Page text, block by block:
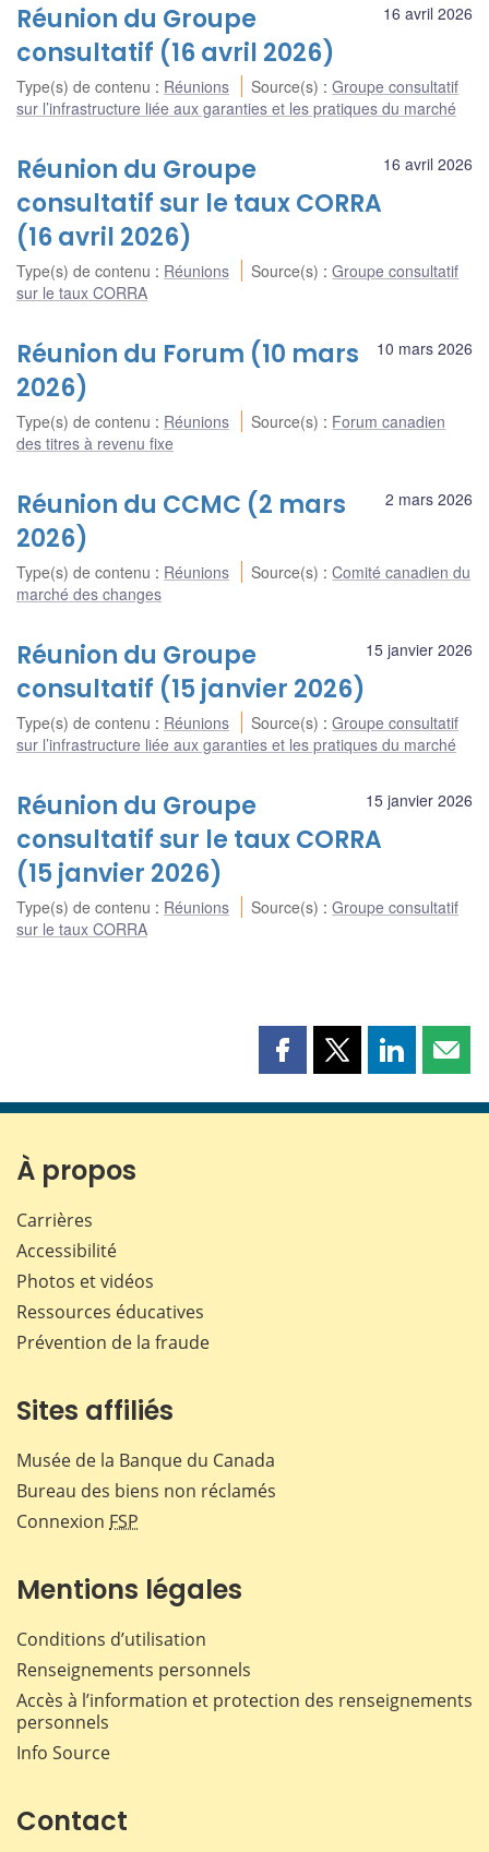
16 avril 2026
Réunion du Groupe
consultatif (16 avril 2026)
Type(s) de contenu : Réunions Source(s) :Groupe consultatif
sur l’infrastructure liée aux garanties et les pratiques du marché
16 avril 2026
Réunion du Groupe
consultatif sur le taux CORRA
(16 avril 2026)
Type(s) de contenu : Réunions Source(s) :Groupe consultatif
sur le taux CORRA
10 mars 2026
Réunion du Forum (10 mars
2026)
Type(s) de contenu : Réunions Source(s) : Forum canadien
des titres à revenu fixe
2 mars 2026
Réunion du CCMC (2 mars
2026)
Type(s) de contenu : Réunions Source(s) :Comité canadien du
marché des changes
15 janvier 2026
Réunion du Groupe
consultatif (15 janvier 2026)
Type(s) de contenu : Réunions Source(s) :Groupe consultatif
sur l’infrastructure liée aux garanties et les pratiques du marché
15 janvier 2026
Réunion du Groupe
consultatif sur le taux CORRA
(15 janvier 2026)
Type(s) de contenu : Réunions Source(s) :Groupe consultatif
sur le taux CORRA
Partager
page
Partager
page
Partager
page page
À propos
Carrières
Accessibilité
Photos et vidéos
Ressources éducatives
Prévention de la fraude
Sites affiliés
Musée de la Banque du Canada
Bureau des biens non réclamés
Connexion FSP
Mentions légales
Conditions d’utilisation
Renseignements personnels
Accès à l’information et protection des renseignements
personnels
Info Source
Contact